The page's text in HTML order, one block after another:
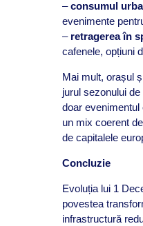
–consumul
evenimente
– retragerea în
cafenele, opțiuni
Mai mult, orașul
jurul sezonului de
doar
un mix coerent
de capitalele
Concluzie
Evoluția lui 1
povestea
infrastructură